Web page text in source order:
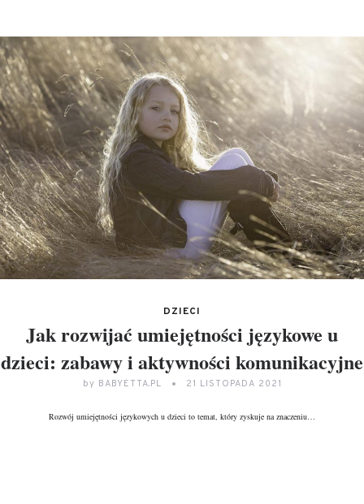
DZIECI
Jak rozwijać umiejętności językowe u
dzieci: zabawy i aktywności komunikacyjne
by BABYETTA.PL 21 LISTOPADA 2021
Rozwój umiejętności językowych u dzieci to temat, który zyskuje na znaczeniu…